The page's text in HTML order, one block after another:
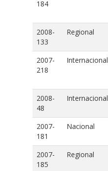
184
2008-
133
Regional
2007-
218
Internacional
2008-
48
Internacional
2007-
181
Nacional
2007-
185
Regional